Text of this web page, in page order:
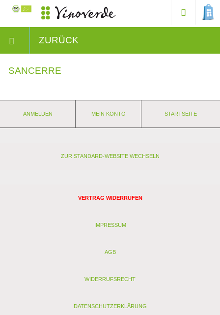
ZURÜCK
SANCERRE
ANMELDEN MEIN KONTO STARTSEITE
ZUR STANDARD-WEBSITE WECHSELN
VERTRAG WIDERRUFEN
IMPRESSUM
AGB
WIDERRUFSRECHT
DATENSCHUTZERKLÄRUNG